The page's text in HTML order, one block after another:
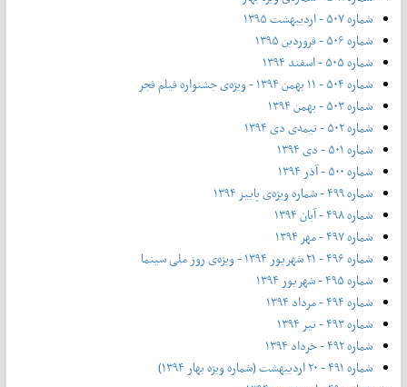
شماره ۵۰۷ - اردیبهشت ۱۳۹۵
شماره ۵۰۶ - فروردین ۱۳۹۵
شماره ۵۰۵ - اسفند ۱۳۹۴
شماره ۵۰۴ - ۱۱ بهمن ۱۳۹۴ - ویژه‌ی جشنواره فیلم فجر
شماره ۵۰۳ - بهمن ۱۳۹۴
شماره ۵۰۲ - نیمه‌ی دی ۱۳۹۴
شماره ۵۰۱ - دی ۱۳۹۴
شماره ۵۰۰ - آذر ۱۳۹۴
شماره ۴۹۹ - شماره ویژه‌ی پاییز ۱۳۹۴
شماره ۴۹۸ - آبان ۱۳۹۴
شماره ۴۹۷ - مهر ۱۳۹۴
شماره ۴۹۶ - ۲۱ شهریور ۱۳۹۴ - ویژه‌ی روز ملی سینما
شماره ۴۹۵ - شهریور ۱۳۹۴
شماره ۴۹۴ - مرداد ۱۳۹۴
شماره ۴۹۳ - تیر ۱۳۹۴
شماره ۴۹۲ - خرداد ۱۳۹۴
شماره ۴۹۱ - ۲۰ اردیبهشت (شماره ویژه بهار ۱۳۹۴)